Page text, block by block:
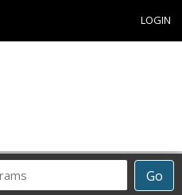
LOGIN
Go